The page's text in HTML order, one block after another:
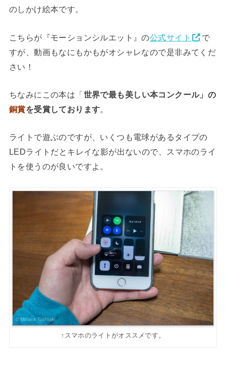
のしかけ絵本です。
こちらが『モーションシルエット』の公式サイト
で
すが、動画もなにもかもがオシャレなので是非みてくだ
さい！
ちなみにこの本は「世界で最も美しい本コンクール」の
銅賞を受賞しております。
ライトで遊ぶのですが、いくつも電球があるタイプの
LEDライトだとキレイな影が出ないので、スマホのライ
トを使うのが良いですよ。
↑スマホのライトがオススメです。